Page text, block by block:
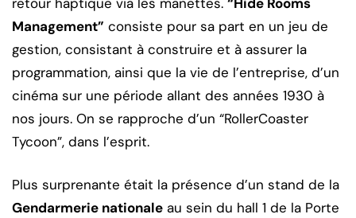
Management” consiste pour sa part en un jeu de
gestion, consistant à construire et à assurer la
programmation, ainsi que la vie de l’entreprise, d’un
cinéma sur une période allant des années 1930 à
nos jours. On se rapproche d’un “RollerCoaster
Tycoon”, dans l’esprit.
Plus surprenante était la présence d’un stand de la
Gendarmerie nationale au sein du hall 1 de la Porte